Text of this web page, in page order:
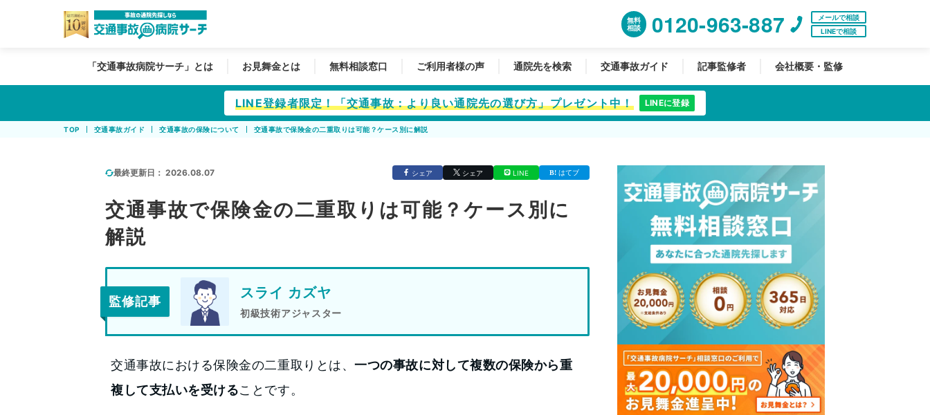
無料
相談
0120-963-887
メールで相談
LINEで相談
「交通事故病院サーチ」とは お見舞金とは 無料相談窓口 ご利用者様の声 通院先を検索 交通事故ガイド 記事監修者 会社概要・監修
LINE登録者限定！「交通事故：より良い通院先の選び方」プレゼント中！ LINEに登録
TOP 交通事故ガイド 交通事故の保険について 交通事故で保険金の二重取りは可能？ケース別に解説
最終更新日： 2026.08.07 シェア シェア LINE はてブ
交通事故で保険金の二重取りは可能？ケース別に
解説
監修記事
スライ カズヤ
初級技術アジャスター
交通事故における保険金の二重取りとは、一つの事故に対して複数の保険から重
複して支払いを受けることです。